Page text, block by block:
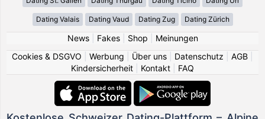
Dating Valais Dating Vaud Dating Zug Dating Zürich
News| Fakes| Shop
Meinungen
Cookies & DSGVO
Werbung Über uns Datenschutz AGB
Kindersicherheit
Kontakt FAQ